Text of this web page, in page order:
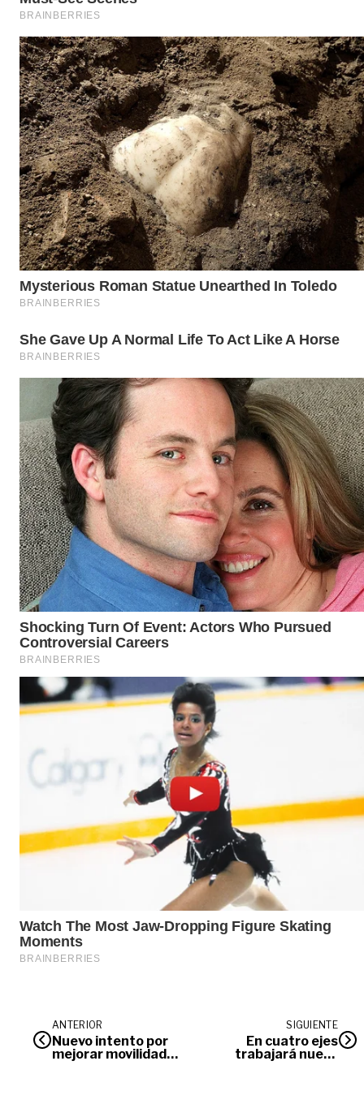
ANTERIOR
Nuevo intento por
mejorar movilidad
SIGUIENTE
En cuatro ejes
trabajará nuevo